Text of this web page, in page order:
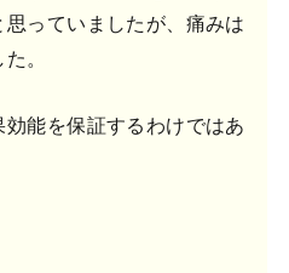
っていましたが、痛みは
。
能を保証するわけではあ